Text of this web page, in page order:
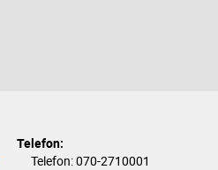
Telefon:
Telefon: 070-2710001